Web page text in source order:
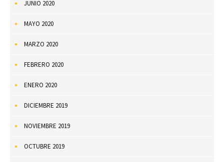
JUNIO 2020
MAYO 2020
MARZO 2020
FEBRERO 2020
ENERO 2020
DICIEMBRE 2019
NOVIEMBRE 2019
OCTUBRE 2019